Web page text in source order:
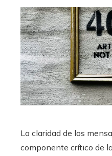
La claridad de los
componente crítico de